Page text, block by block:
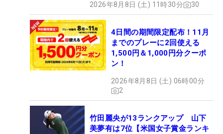
2026年8月8日 (土) 11時30分 30
4日間の期間限定配布！11月
までのプレーに2回使える
1,500円＆1,000円分クーポ
ン！
2026年8月8日 (土) 06時00分
2
竹田麗央が13ランクアップ 山下
美夢有は7位【米国女子賞金ランキ